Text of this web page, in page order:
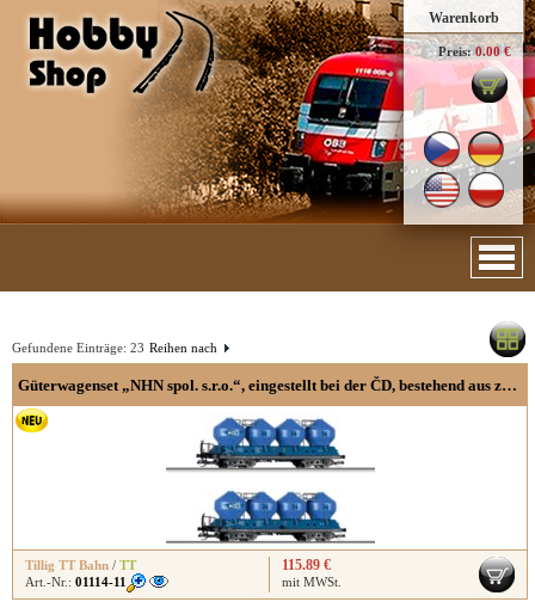
Warenkorb
Preis: 0.00 €
Reihen nach
Gefundene Einträge: 23
Güterwagenset „NHN spol. s.r.o.“, eingestellt bei der ČD, bestehend aus zwei Staubsilowagen Uacs 451.1, Ep. V
Tillig TT Bahn / TT
Art.-Nr.: 01114-11
115.89 €
mit MWSt.